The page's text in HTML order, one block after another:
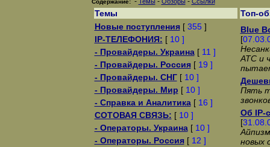
Содержание:
Темы
Топ-
Новые поступления[ 355 ]
IP-ТЕЛЕФОНИЯ: [ 10 ]
- Провайдеры. Украина[ 11 ]
- Провайдеры. Россия[ 19 ]
- Провайдеры. СНГ[ 10 ]
- Провайдеры. Мир [ 10 ]
- Справка и Аналитика[ 16 ]
СОТОВАЯ СВЯЗЬ: [ 10 ]
- Операторы. Украина[ 10 ]
- Операторы. Россия[ 12 ]
Blue
[
АТС и
Пять
Об IP-
[
новых